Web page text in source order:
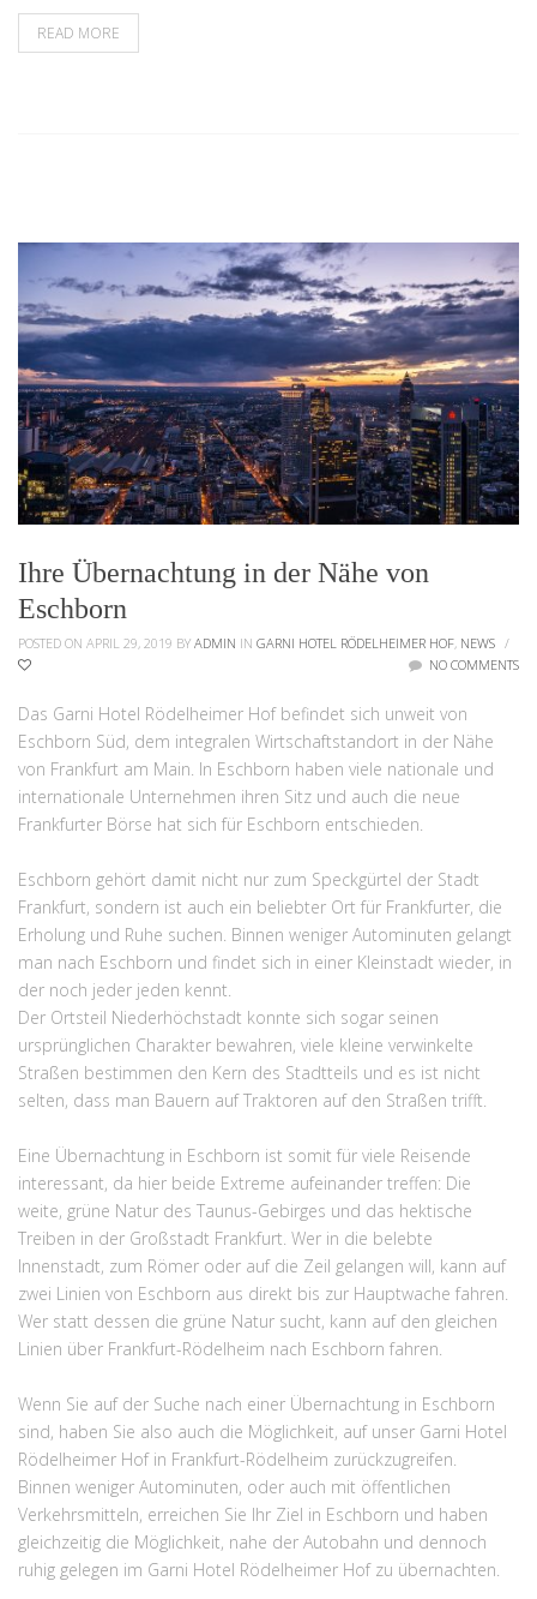
READ MORE
Ihre Übernachtung in der Nähe von
Eschborn
POSTED ON APRIL 29, 2019 BY ADMIN IN GARNI HOTEL RÖDELHEIMER HOF, NEWS /
NO COMMENTS
Das Garni Hotel Rödelheimer Hof befindet sich unweit von
Eschborn Süd, dem integralen Wirtschaftstandort in der Nähe
von Frankfurt am Main. In Eschborn haben viele nationale und
internationale Unternehmen ihren Sitz und auch die neue
Frankfurter Börse hat sich für Eschborn entschieden.
Eschborn gehört damit nicht nur zum Speckgürtel der Stadt
Frankfurt, sondern ist auch ein beliebter Ort für Frankfurter, die
Erholung und Ruhe suchen. Binnen weniger Autominuten gelangt
man nach Eschborn und findet sich in einer Kleinstadt wieder, in
der noch jeder jeden kennt.
Der Ortsteil Niederhöchstadt konnte sich sogar seinen
ursprünglichen Charakter bewahren, viele kleine verwinkelte
Straßen bestimmen den Kern des Stadtteils und es ist nicht
selten, dass man Bauern auf Traktoren auf den Straßen trifft.
Eine Übernachtung in Eschborn ist somit für viele Reisende
interessant, da hier beide Extreme aufeinander treffen: Die
weite, grüne Natur des Taunus-Gebirges und das hektische
Treiben in der Großstadt Frankfurt. Wer in die belebte
Innenstadt, zum Römer oder auf die Zeil gelangen will, kann auf
zwei Linien von Eschborn aus direkt bis zur Hauptwache fahren.
Wer statt dessen die grüne Natur sucht, kann auf den gleichen
Linien über Frankfurt-Rödelheim nach Eschborn fahren.
Wenn Sie auf der Suche nach einer Übernachtung in Eschborn
sind, haben Sie also auch die Möglichkeit, auf unser Garni Hotel
Rödelheimer Hof in Frankfurt-Rödelheim zurückzugreifen.
Binnen weniger Autominuten, oder auch mit öffentlichen
Verkehrsmitteln, erreichen Sie Ihr Ziel in Eschborn und haben
gleichzeitig die Möglichkeit, nahe der Autobahn und dennoch
ruhig gelegen im Garni Hotel Rödelheimer Hof zu übernachten.